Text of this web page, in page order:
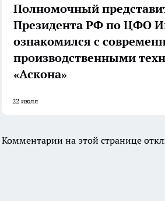
Полномочный
Президента РФ по ЦФО
ознакомился с
производственными
«Аскона»
22 июля
Комментарии на этой странице